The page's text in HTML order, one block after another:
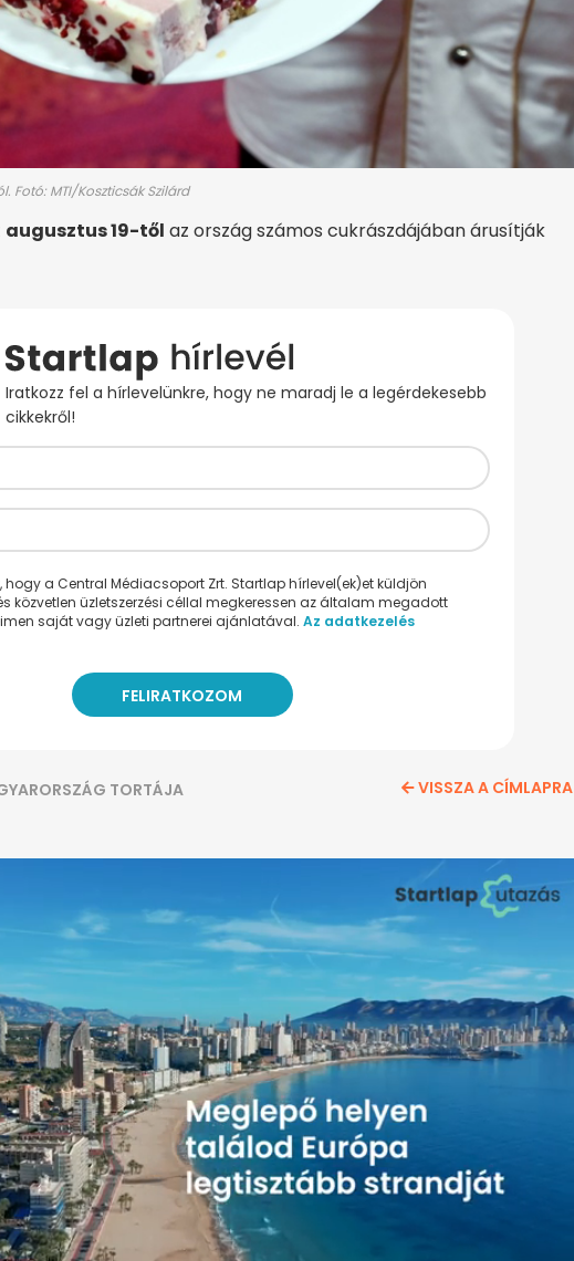
Fotó: MTI/Koszticsák Szilárd
augusztus 19-től az ország számos cukrászdájában árusítják
Iratkozz fel a hírlevelünkre, hogy ne maradj le a legérdekesebb
cikkekről!
hogy a Central Médiacsoport Zrt. Startlap hírlevel(ek)et küldjön
közvetlen üzletszerzési céllal megkeressen az általam megadott
saját vagy üzleti partnerei ajánlatával. Az adatkezelés
TORTÁJA VISSZA A CÍMLAPRA